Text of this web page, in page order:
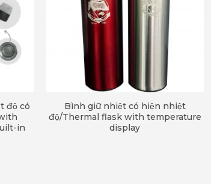
có
in
Bình giữ nhiệt có hiện nhiệt
độ/Thermal flask with temperature
display